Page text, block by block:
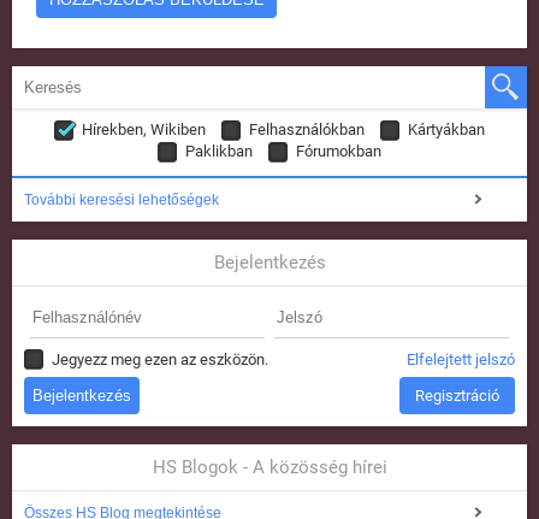
Hírekben, Wikiben Felhasználókban
Kártyákban
Paklikban
Fórumokban
További keresési lehetőségek
Bejelentkezés
Jegyezz meg ezen az eszközön. Elfelejtett jelszó
Regisztráció
HS Blogok - A közösség hírei
Összes HS Blog megtekintése